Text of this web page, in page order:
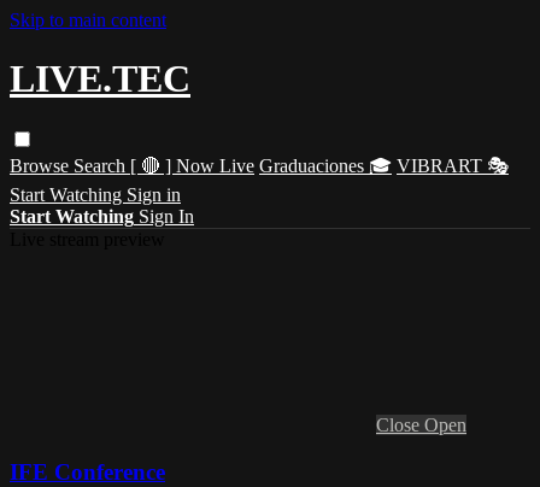
Skip to main content
LIVE.TEC
Browse Search [ 🔴 ] Now Live Graduaciones 🎓 VIBRART 🎭
Start Watching Sign in
Start Watching Sign In
Close Open
IFE Conference